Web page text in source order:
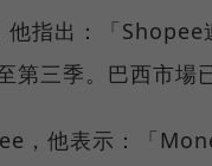
指出：「
第三季。巴西市場
，他表示：「